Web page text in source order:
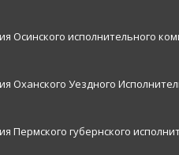
Осинского исполнительного
Оханского Уездного
Пермского губернского